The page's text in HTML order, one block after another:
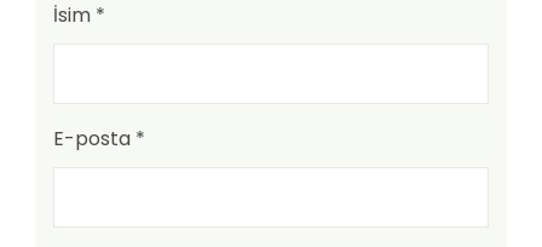
İsim *
E-posta *